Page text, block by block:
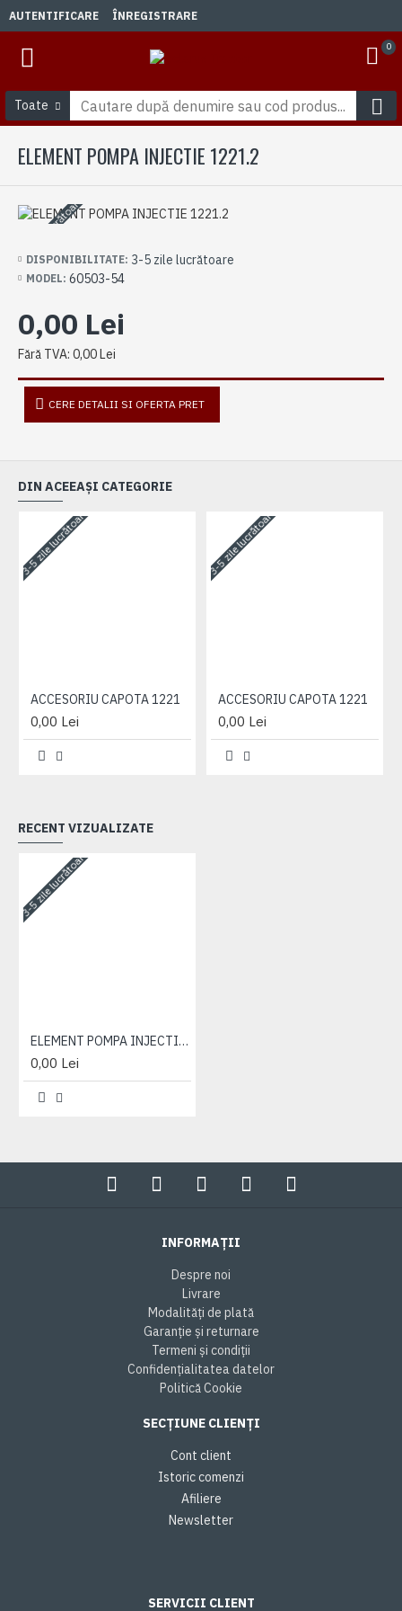
AUTENTIFICARE ÎNREGISTRARE
0
Toate
ELEMENT POMPA INJECTIE 1221.2
3-5 zile lucrătoare
DISPONIBILITATE: 3-5 zile lucrătoare
MODEL: 60503-54
0,00 Lei
Fără TVA: 0,00 Lei
CERE DETALII SI OFERTA PRET
DIN ACEEAȘI CATEGORIE
3-5 zile lucrătoare
ACCESORIU CAPOTA 1221
0,00 Lei
3-5 zile lucrătoare
ACCESORIU CAPOTA 1221
0,00 Lei
RECENT VIZUALIZATE
3-5 zile lucrătoare
ELEMENT POMPA INJECTIE 1221.2
0,00 Lei
INFORMAȚII
Despre noi
Livrare
Modalități de plată
Garanție și returnare
Termeni și condiții
Confidențialitatea datelor
Politică Cookie
SECȚIUNE CLIENȚI
Cont client
Istoric comenzi
Afiliere
Newsletter
SERVICII CLIENT